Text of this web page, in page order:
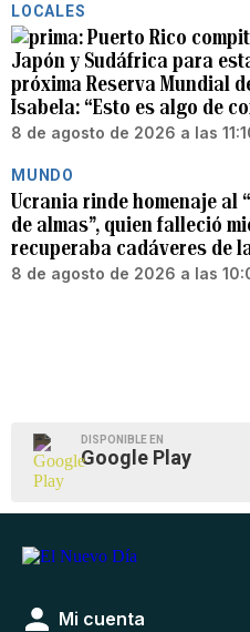
LOCALES
Puerto Rico
Japón y Sudáfrica para
próxima Reserva Mundial
Isabela: “Esto es algo de
8 de agosto de 2026 a las
MUNDO
Ucrania rinde homenaje al
de almas”, quien falleció
recuperaba cadáveres de
8 de agosto de 2026 a las
DISPONIBLE EN
Google Play
Mi cuenta